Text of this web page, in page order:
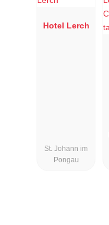
Hotel Lerch
St. Johann im
Pongau